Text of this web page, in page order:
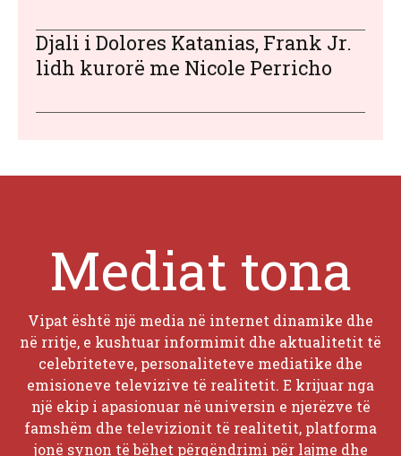
Djali i Dolores Katanias, Frank Jr.
lidh kurorë me Nicole Perricho
Mediat tona
Vipat është një media në internet dinamike dhe
në rritje, e kushtuar informimit dhe aktualitetit të
celebriteteve, personaliteteve mediatike dhe
emisioneve televizive të realitetit. E krijuar nga
një ekip i apasionuar në universin e njerëzve të
famshëm dhe televizionit të realitetit, platforma
jonë synon të bëhet përqëndrimi për lajme dhe